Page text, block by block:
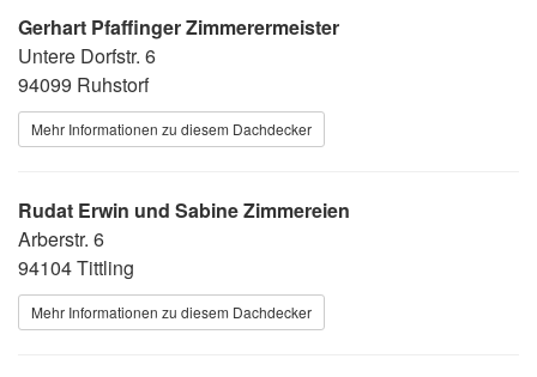
Gerhart Pfaffinger Zimmerermeister
Untere Dorfstr. 6
94099 Ruhstorf
Mehr Informationen zu diesem Dachdecker
Rudat Erwin und Sabine Zimmereien
Arberstr. 6
94104 Tittling
Mehr Informationen zu diesem Dachdecker